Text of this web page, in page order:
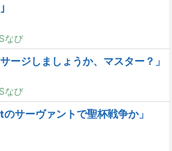
なび
ージしましょうか、マスター？」
なび
サーヴァントで聖杯戦争か」